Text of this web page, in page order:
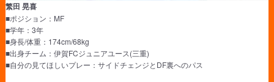
繁田 晃喜
■ポジション：MF
■学年：3年
■身長/体重：174cm/68kg
■出身チーム：伊賀FCジュニアユース(三重)
■自分の見てほしいプレー：サイドチェンジとDF裏へのパス